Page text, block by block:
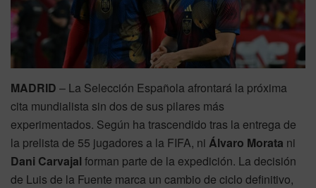
MADRID – La Selección Española afrontará la próxima
cita mundialista sin dos de sus pilares más
experimentados. Según ha trascendido tras la entrega de
la prelista de 55 jugadores a la FIFA, ni Álvaro Morata ni
Dani Carvajal forman parte de la expedición. La decisión
de Luis de la Fuente marca un cambio de ciclo definitivo,